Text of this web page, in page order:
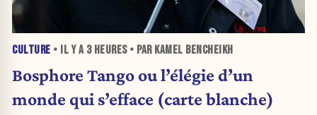
CULTURE • IL Y A 3 HEURES• PAR KAMEL BENCHEIKH
Bosphore Tango ou l’élégie d’un
monde qui s’efface (carte blanche)